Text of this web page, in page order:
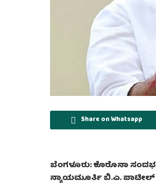
Share on Whatsapp
ಬೆಂಗಳೂರು: ಕೊರೊನಾ
ನ್ಯಾಯಮೂರ್ತಿ ಬಿ.ಎ. ಪಾಟೀಲ್‌